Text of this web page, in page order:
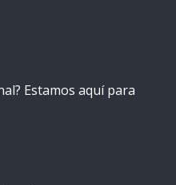
Estamos aquí para